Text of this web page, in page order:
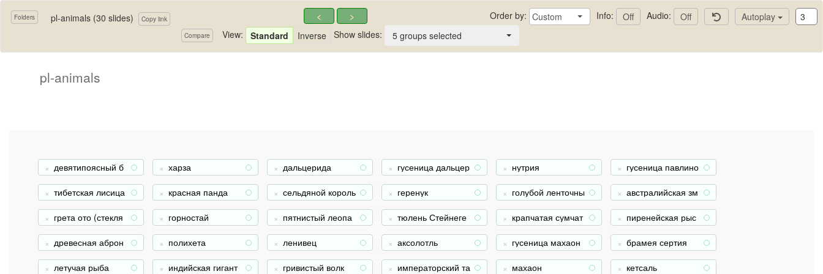
Folders Autoplay
Order by: Custom Info: Off Audio: Off
pl-animals (30 slides)
Copy link
Compare
View: Standard Inverse Show slides: 5 groups selected
< >
pl-animals
девятипоясный б
роненосец
+ харза + дальцерида +
гусеница дальцер
иды
+ нутрия +
гусеница павлино
глазки геркулес
+
тибетская лисица + красная панда + сельдяной король + геренук +
голубой ленточны
й угорь
+
австралийская зм
еиношеяя черепа
ха
+
грета ото (стекля
нная бабочка)
+ горностай +
пятнистый леопа
рдовый эублефар
+
тюлень Стейнеге
ра (антур)
+
крапчатая сумчат
ая куница
+
пиренейская рыс
ь
+
древесная аброн
ия
+ полихета + ленивец + аксолотль +
гусеница махаон
а
+ брамея сертия +
летучая рыба +
индийская гигант
+ гривистый волк +
императорский та + махаон + кетсаль +